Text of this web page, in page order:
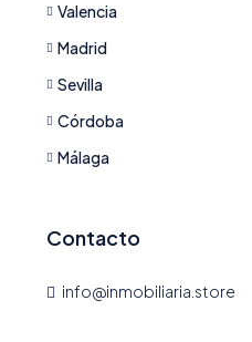
Valencia
Madrid
Sevilla
Córdoba
Málaga
Contacto
info@inmobiliaria.store